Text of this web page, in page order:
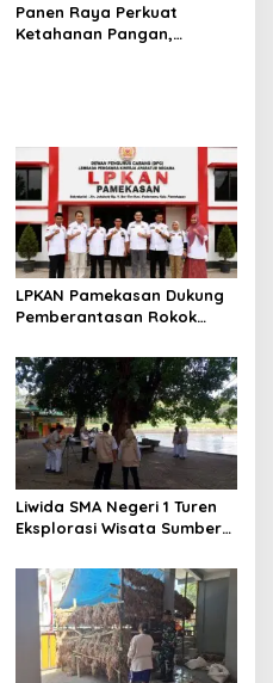
Lowokwaru
Panen Raya Perkuat
Ketahanan Pangan,
LPKAN Pamekasan Dukung
Pemberantasan Rokok
Lindungi Petani Tembakau
Madura
Liwida SMA Negeri 1 Turen
Eksplorasi Wisata Sumber
Promosi Hidden Gem
Kabupaten Malang